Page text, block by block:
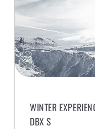
WINTER
DBX S